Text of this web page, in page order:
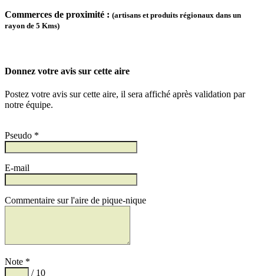
Commerces de proximité : (artisans et produits régionaux dans un
rayon de 5 Kms)
Donnez votre avis sur cette aire
Postez votre avis sur cette aire, il sera affiché après validation par
notre équipe.
Pseudo *
E-mail
Commentaire sur l'aire de pique-nique
Note *
/ 10